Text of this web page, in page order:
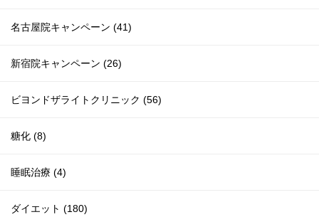
名古屋院キャンペーン (41)
新宿院キャンペーン (26)
ビヨンドザライトクリニック (56)
糖化 (8)
睡眠治療 (4)
ダイエット (180)